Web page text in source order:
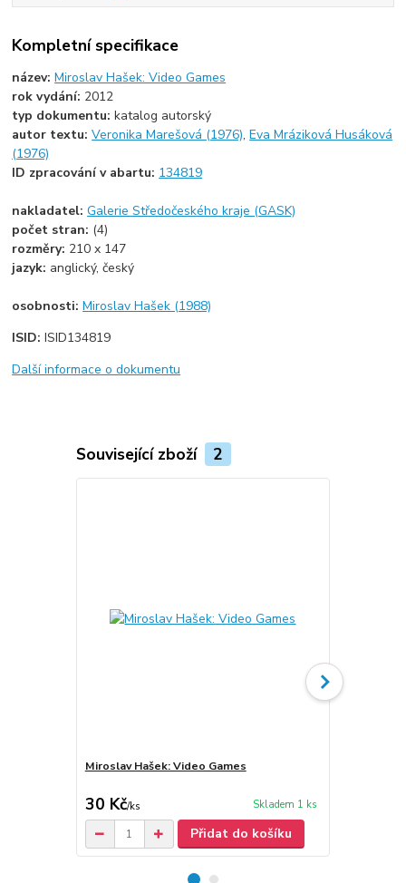
Kompletní specifikace
název:Miroslav Hašek: Video Games
rok vydání: 2012
typ dokumentu:katalog autorský
autor textu:Veronika Marešová (1976),Eva Mráziková Husáková
(1976)
ID zpracování v abartu: 134819
nakladatel:Galerie Středočeského kraje (GASK)
počet stran: (4)
rozměry: 210 x 147
jazyk: anglický, český
osobnosti:Miroslav Hašek (1988)
ISID:ISID134819
Další informace o dokumentu
Související zboží 2
Miroslav Hašek: Video Games
30 Kč/ks Skladem 1 ks
Přidat do košíku